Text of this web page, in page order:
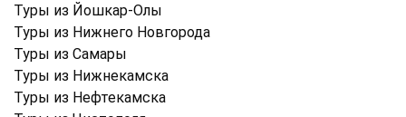
Туры из Йошкар-Олы
Туры из Нижнего Новгорода
Туры из Самары
Туры из Нижнекамска
Туры из Нефтекамска